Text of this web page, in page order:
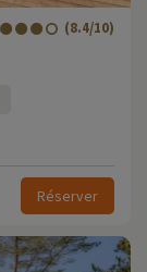
(8.4/10)
Réserver